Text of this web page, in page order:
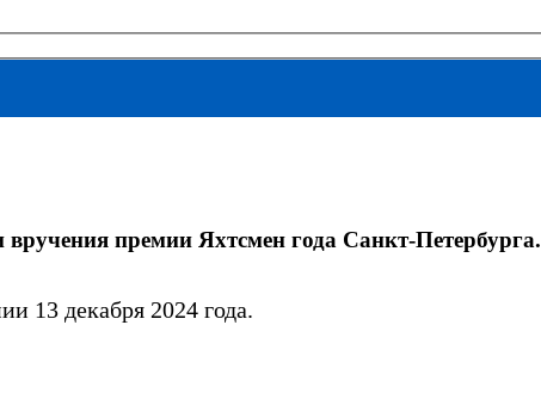
премии Яхтсмен года Санкт-Петербурга.
13 декабря 2024 года.